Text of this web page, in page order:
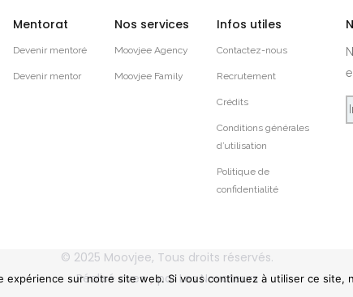
Mentorat
Devenir mentoré
Devenir mentor
Nos services
Moovjee Agency
Moovjee Family
Infos utiles
Contactez-nous
Recrutement
Crédits
Conditions générales
d’utilisation
Politique de
confidentialité
© 2025 Moovjee, Tous droits réservés.
Réalisé avec par Les Novateurs
expérience sur notre site web. Si vous continuez à utiliser ce